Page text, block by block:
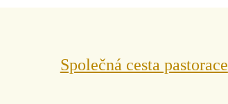
Společná cesta pastorace